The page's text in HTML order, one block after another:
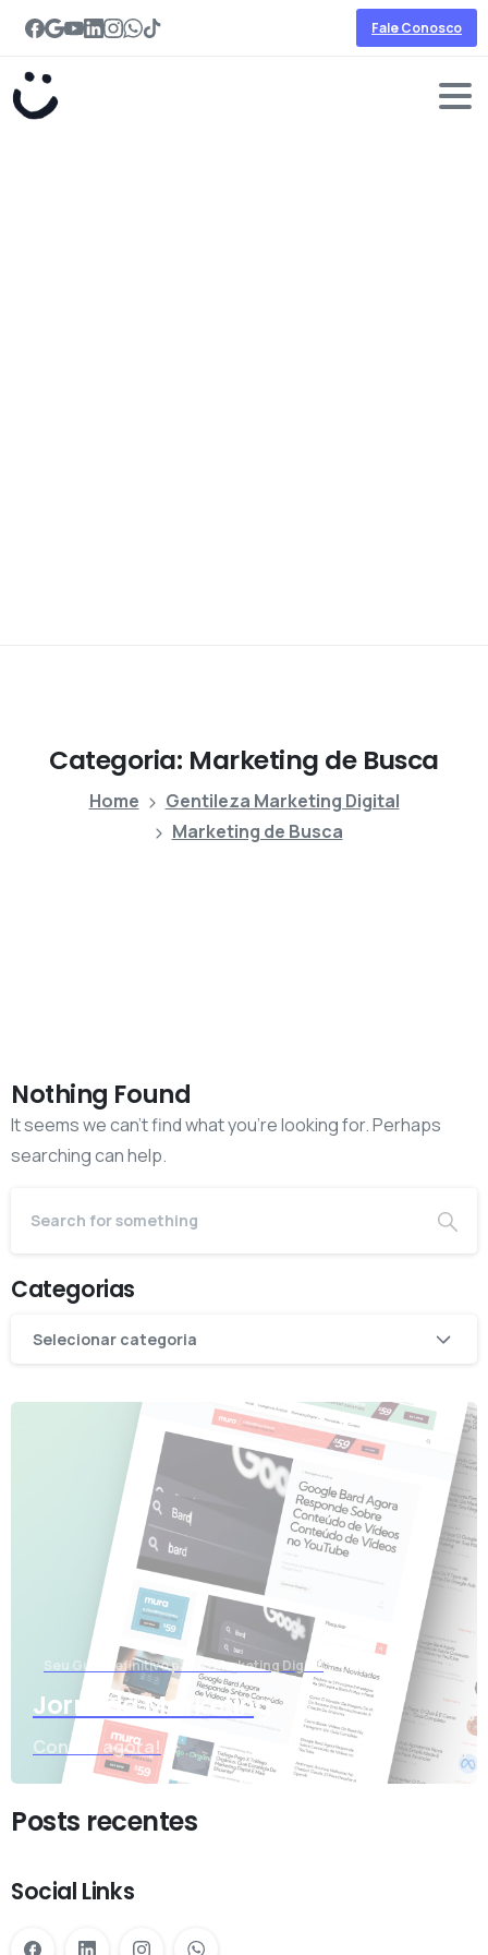
Fale Conosco
Categoria: Marketing de Busca
Home
Gentileza Marketing Digital
Marketing de Busca
Nothing Found
It seems we can’t find what you’re looking for. Perhaps
searching can help.
Categorias
Categorias
Selecionar categoria
Seu Guia Definitivo para o Marketing Digital
Jornada Marketing
Confira agora!
Posts recentes
Social Links